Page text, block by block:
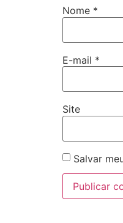
Nome *
E-mail *
Site
Salvar